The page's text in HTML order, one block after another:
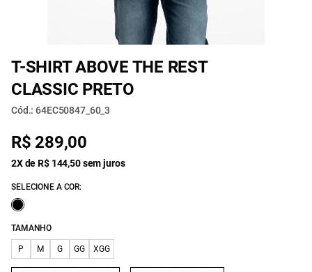
T-SHIRT ABOVE THE REST
CLASSIC PRETO
Cód.: 64EC50847_60_3
R$ 289,00
2X de R$ 144,50 sem juros
SELECIONE A COR:
TAMANHO
P M G GG XGG